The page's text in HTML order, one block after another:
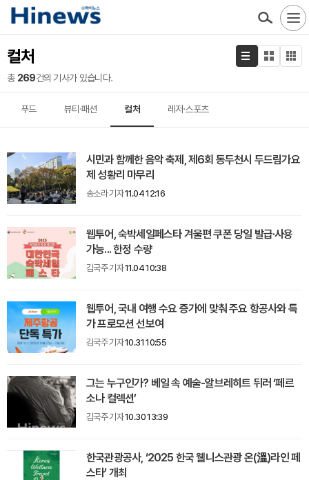
컬처
총 269건의 기사가 있습니다.
푸드 뷰티·패션 컬처 레저·스포츠
시민과 함께한 음악 축제, 제6회 동두천시 두드림가요
제 성황리 마무리
송소라 기자11.04 12:16
웹투어, 숙박세일페스타 겨울편 쿠폰 당일 발급·사용
가능... 한정 수량
김국주 기자11.04 10:38
웹투어, 국내 여행 수요 증가에 맞춰 주요 항공사와 특
가 프로모션 선보여
김국주 기자10.31 10:55
그는 누구인가? 베일 속 예술-알브레히트 뒤러 ‘페르
소나 컬렉션’
김국주 기자10.30 13:39
한국관광공사, ‘2025 한국 웰니스관광 온(溫)라인 페
스타’ 개최